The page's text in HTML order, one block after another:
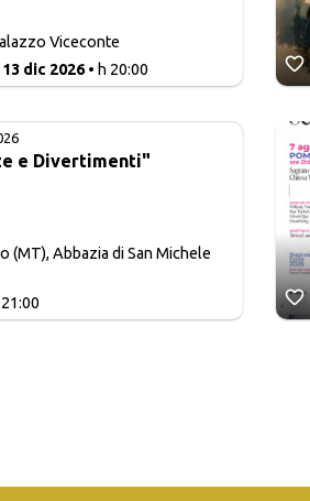
Viceconte
13 dic 2026• h 20:00
e Divertimenti"
(MT), Abbazia di San Michele